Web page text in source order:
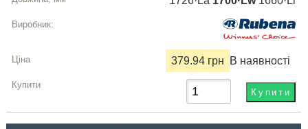
379.94 грн В наявності